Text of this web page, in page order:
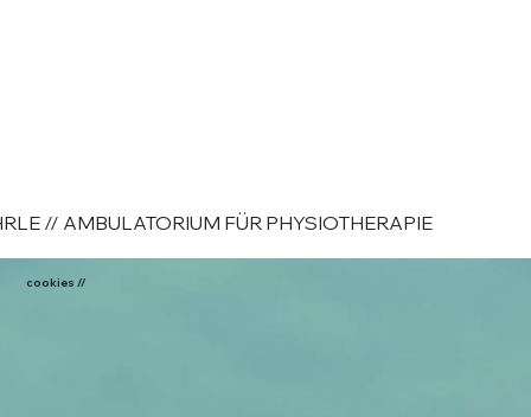
// AMBULATORIUM FÜR PHYSIOTHERAPIE
cookies //